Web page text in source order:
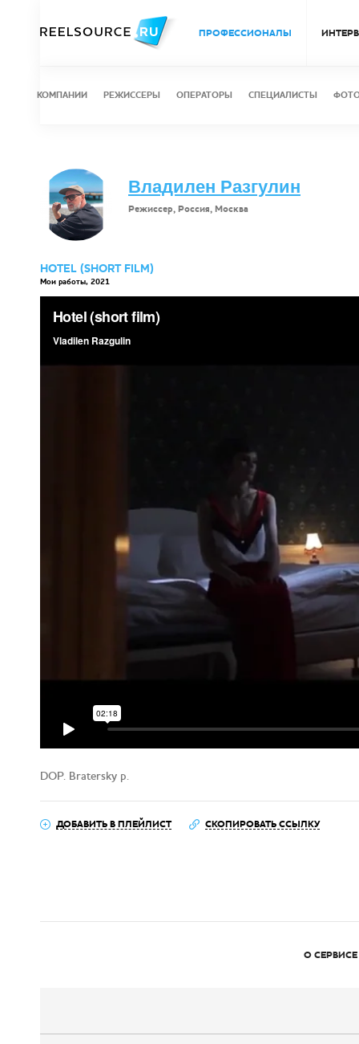
ПРОФЕССИОНАЛЫ
КОМПАНИИ РЕЖИССЕРЫ ОПЕРАТОРЫ СПЕЦИАЛИСТЫ
Владилен Разгулин
Режиссер, Россия, Москва
HOTEL (SHORT FILM)
Мои работы, 2021
DOP. Bratersky p.
ДОБАВИТЬ В ПЛЕЙЛИСТ СКОПИРОВАТЬ ССЫЛКУ
О СЕРВИСЕ